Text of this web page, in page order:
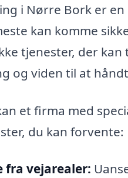
i Nørre Bork er
kan komme
tjenester, der kan
og viden til at
et firma med
du kan forvente:
fra vejarealer: